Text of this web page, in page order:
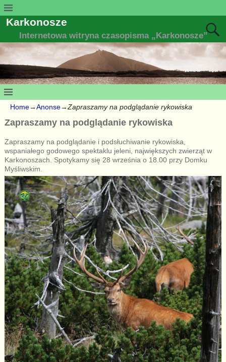
Karkonosze
Internetowa witryna czasopisma „Karkonosze”
Home→Anonse→Zapraszamy na podglądanie rykowiska
Zapraszamy na podglądanie rykowiska
Zapraszamy na podglądanie i podsłuchiwanie rykowiska,
wspaniałego godowego spektaklu jeleni, największych zwierząt w
Karkonoszach. Spotykamy się 28 września o 18.00 przy Domku
Myśliwskim.